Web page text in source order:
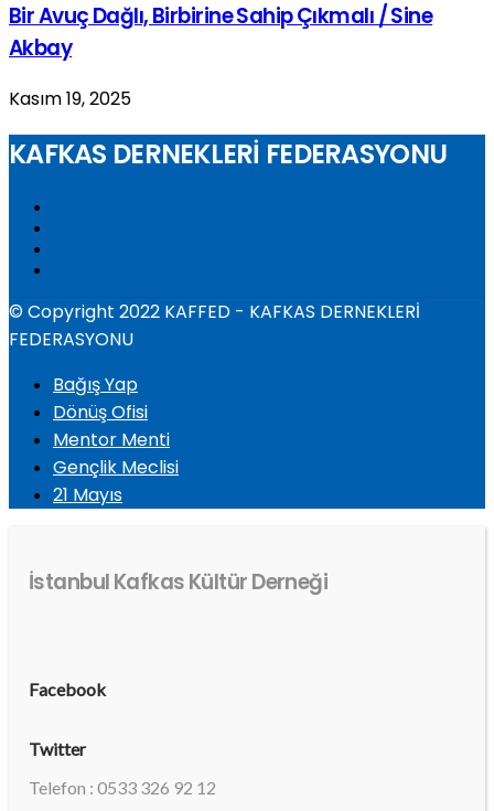
Bir Avuç Dağlı, Birbirine Sahip Çıkmalı / Sine
Akbay
Kasım 19, 2025
KAFKAS DERNEKLERİ FEDERASYONU
© Copyright 2022 KAFFED - KAFKAS DERNEKLERİ
FEDERASYONU
Bağış Yap
Dönüş Ofisi
Mentor Menti
Gençlik Meclisi
21 Mayıs
İstanbul Kafkas Kültür Derneği
Facebook
Twitter
Telefon : 0533 326 92 12